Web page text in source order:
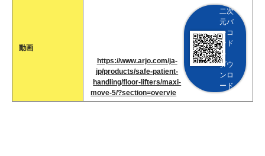
動画
https://www.arjo.com/ja-
jp/products/safe-patient-
handling/floor-lifters/maxi-
move-5/?section=overvie
二次
元バ
ーコ
ード
を
ダウ
ンロ
ード